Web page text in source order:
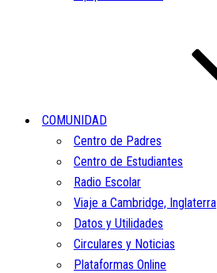
COMUNIDAD
Centro de Padres
Centro de Estudiantes
Radio Escolar
Viaje a Cambridge, Inglaterra
Datos y Utilidades
Circulares y Noticias
Plataformas Online